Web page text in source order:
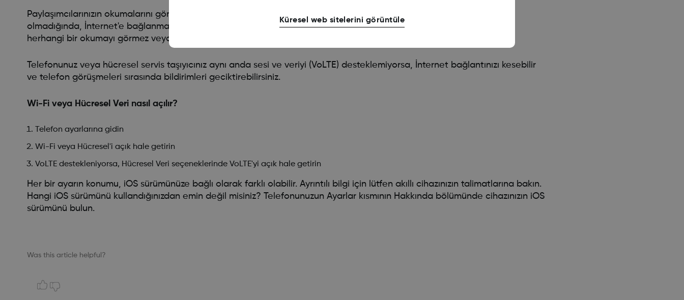
Paylaşımcılarınızın okumalarını görmek ve bildirim almak için İnternet bağlantısı gereklidir. Kullanılabilir Wi-Fi ağı
olmadığında, İnternet'e bağlanmak için Hücresel Veri'yi açın. Hem Wi-Fi hem de Hücresel Veri bağlantısını keserseniz
herhangi bir okumayı görmez veya bildirim almazsınız.
Telefonunuz veya hücresel servis taşıyıcınız aynı anda sesi ve veriyi (VoLTE) desteklemiyorsa, İnternet bağlantınızı kesebilir
ve telefon görüşmeleri sırasında bildirimleri geciktirebilirsiniz.
Wi-Fi veya Hücresel Veri nasıl açılır?
Telefon ayarlarına gidin
Wi-Fi veya Hücresel'i açık hale getirin
VoLTE destekleniyorsa, Hücresel Veri seçeneklerinde VoLTE'yi açık hale getirin
Her bir ayarın konumu, iOS sürümünüze bağlı olarak farklı olabilir. Ayrıntılı bilgi için lütfen akıllı cihazınızın talimatlarına bakın.
Hangi iOS sürümünü kullandığınızdan emin değil misiniz? Telefonunuzun Ayarlar kısmının Hakkında bölümünde cihazınızın iOS
sürümünü bulun.
Was this article helpful?
Küresel web sitelerini görüntüle